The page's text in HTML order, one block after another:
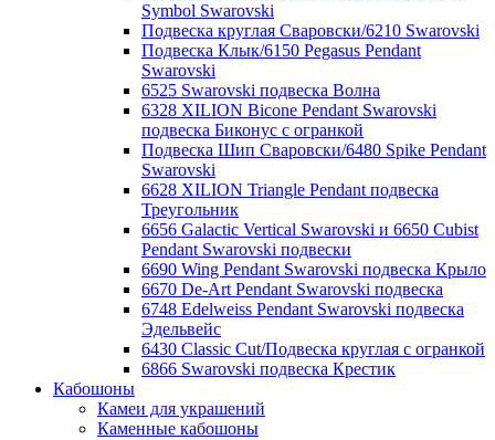
Symbol Swarovski
Подвеска круглая Сваровски/6210 Swarovski
Подвеска Клык/6150 Pegasus Pendant
Swarovski
6525 Swarovski подвеска Волна
6328 XILION Bicone Pendant Swarovski
подвеска Биконус c огранкой
Подвеска Шип Сваровски/6480 Spike Pendant
Swarovski
6628 XILION Triangle Pendant подвеска
Треугольник
6656 Galactic Vertical Swarovski и 6650 Cubist
Pendant Swarovski подвески
6690 Wing Pendant Swarovski подвеска Крыло
6670 De-Art Pendant Swarovski подвеска
6748 Edelweiss Pendant Swarovski подвеска
Эдельвейс
6430 Classic Cut/Подвеска круглая с огранкой
6866 Swarovski подвеска Крестик
Кабошоны
Камеи для украшений
Каменные кабошоны